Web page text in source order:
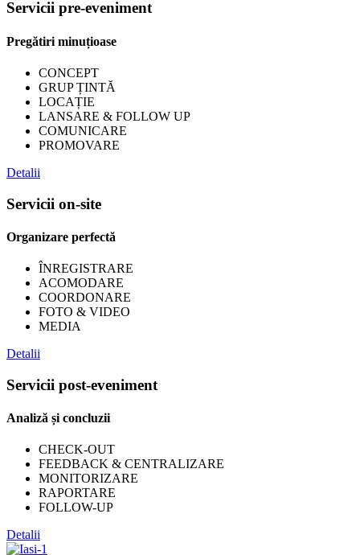
Servicii pre-eveniment
Pregătiri minuțioase
CONCEPT
GRUP ȚINTĂ
LOCAȚIE
LANSARE & FOLLOW UP
COMUNICARE
PROMOVARE
Detalii
Servicii on-site
Organizare perfectă
ÎNREGISTRARE
ACOMODARE
COORDONARE
FOTO & VIDEO
MEDIA
Detalii
Servicii post-eveniment
Analiză și concluzii
CHECK-OUT
FEEDBACK & CENTRALIZARE
MONITORIZARE
RAPORTARE
FOLLOW-UP
Detalii